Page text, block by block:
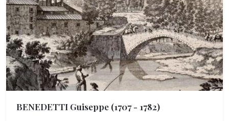
BENEDETTI Guiseppe (1707 - 1782)